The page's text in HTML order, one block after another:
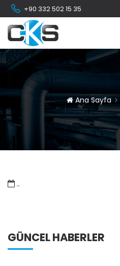
+90 332 502 15 35
Ana Sayfa
..
GÜNCEL HABERLER